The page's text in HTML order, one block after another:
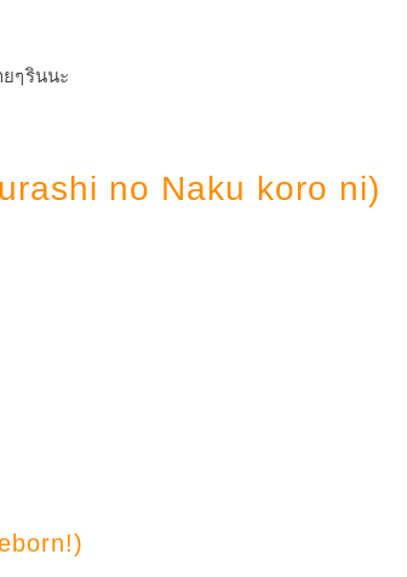
ๆรินนะ
no Naku koro ni)